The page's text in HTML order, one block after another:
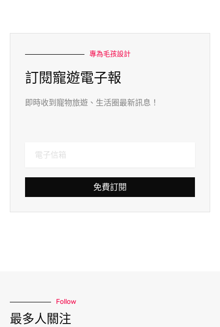
專為毛孩設計
訂閱寵遊電子報
即時收到寵物旅遊、生活圈最新訊息！
免費訂閱
Follow
最多人關注